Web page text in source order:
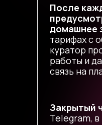
Закрытый
Telegram,
После
домашнее
тарифах с
куратор
работы и
связь на